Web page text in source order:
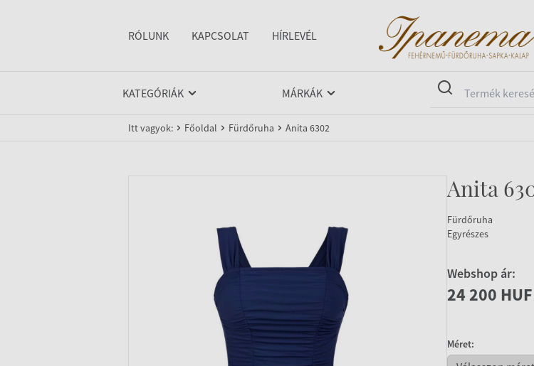
RÓLUNK KAPCSOLAT HÍRLEVÉL
KATEGÓRIÁK MÁRKÁK
Itt vagyok: Főoldal Fürdőruha Anita 6302
Anita
Fürdőruha
Egyrészes
Webshop ár:
24 200 HUF
Méret: